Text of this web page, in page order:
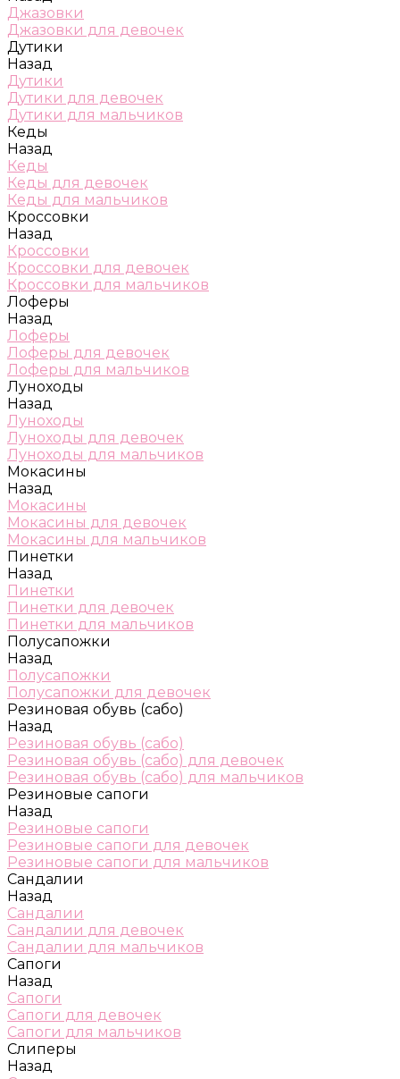
Джазовки
Джазовки для девочек
Дутики
Назад
Дутики
Дутики для девочек
Дутики для мальчиков
Кеды
Назад
Кеды
Кеды для девочек
Кеды для мальчиков
Кроссовки
Назад
Кроссовки
Кроссовки для девочек
Кроссовки для мальчиков
Лоферы
Назад
Лоферы
Лоферы для девочек
Лоферы для мальчиков
Луноходы
Назад
Луноходы
Луноходы для девочек
Луноходы для мальчиков
Мокасины
Назад
Мокасины
Мокасины для девочек
Мокасины для мальчиков
Пинетки
Назад
Пинетки
Пинетки для девочек
Пинетки для мальчиков
Полусапожки
Назад
Полусапожки
Полусапожки для девочек
Резиновая обувь (сабо)
Назад
Резиновая обувь (сабо)
Резиновая обувь (сабо) для девочек
Резиновая обувь (сабо) для мальчиков
Резиновые сапоги
Назад
Резиновые сапоги
Резиновые сапоги для девочек
Резиновые сапоги для мальчиков
Сандалии
Назад
Сандалии
Сандалии для девочек
Сандалии для мальчиков
Сапоги
Назад
Сапоги
Сапоги для девочек
Сапоги для мальчиков
Слиперы
Назад